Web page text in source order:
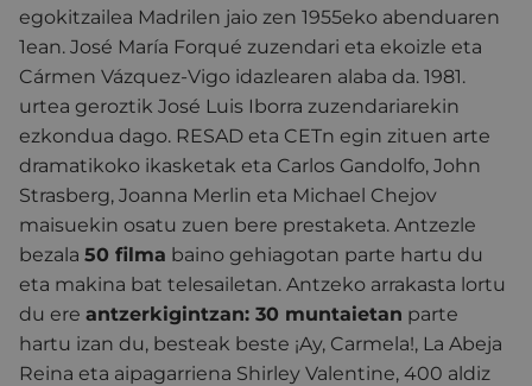
egokitzailea Madrilen jaio zen 1955eko abenduaren
1ean. José María Forqué zuzendari eta ekoizle eta
Cármen Vázquez-Vigo idazlearen alaba da. 1981.
urtea geroztik José Luis Iborra zuzendariarekin
ezkondua dago. RESAD eta CETn egin zituen arte
dramatikoko ikasketak eta Carlos Gandolfo, John
Strasberg, Joanna Merlin eta Michael Chejov
maisuekin osatu zuen bere prestaketa. Antzezle
bezala 50 filma baino gehiagotan parte hartu du
eta makina bat telesailetan. Antzeko arrakasta lortu
du ere antzerkigintzan: 30 muntaietan parte
hartu izan du, besteak beste ¡Ay, Carmela!, La Abeja
Reina eta aipagarriena Shirley Valentine, 400 aldiz